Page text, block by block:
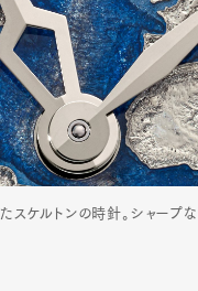
スケルトンの時針。シャープ